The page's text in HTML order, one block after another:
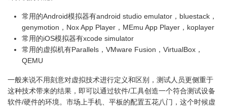
常用的Android模拟器有android studio emulator，bluestack，
genymotion，Nox App Player，MEmu App Player，koplayer
常用的iOS模拟器有xcode simulator
常用的虚拟机有Parallels，VMware Fusion，VirtualBox，
QEMU
一般来说不用刻意对虚拟技术进行定义和区别，测试人员更侧重于
这种技术带来的结果，即可以通过软件/工具创造一个符合测试设备
软件/硬件的环境。市场上手机、平板的配置五花八门，这个时候虚